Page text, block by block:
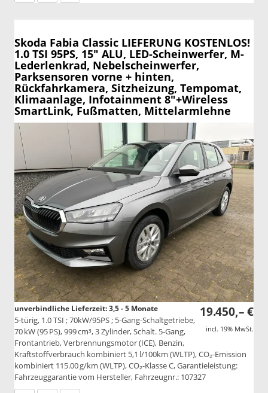
Skoda Fabia Classic LIEFERUNG KOSTENLOS!
1.0 TSI 95PS, 15" ALU, LED-Scheinwerfer, M-
Lederlenkrad, Nebelscheinwerfer,
Parksensoren vorne + hinten,
Rückfahrkamera, Sitzheizung, Tempomat,
Klimaanlage, Infotainment 8"+Wireless
SmartLink, Fußmatten, Mittelarmlehne
19.450,– €
incl. 19% MwSt.
unverbindliche Lieferzeit: 3,5 - 5 Monate
5-türig, 1.0 TSI ; 70kW/95PS ; 5-Gang-Schaltgetriebe,
70 kW (95 PS), 999 cm³, 3 Zylinder, Schalt. 5-Gang,
Frontantrieb, Verbrennungsmotor (ICE), Benzin,
Kraftstoffverbrauch kombiniert 5,1 l/100km (WLTP), CO₂-Emission
kombiniert 115.00 g/km (WLTP), CO₂-Klasse C, Garantieleistung:
Fahrzeuggarantie vom Hersteller, Fahrzeugnr.: 107327